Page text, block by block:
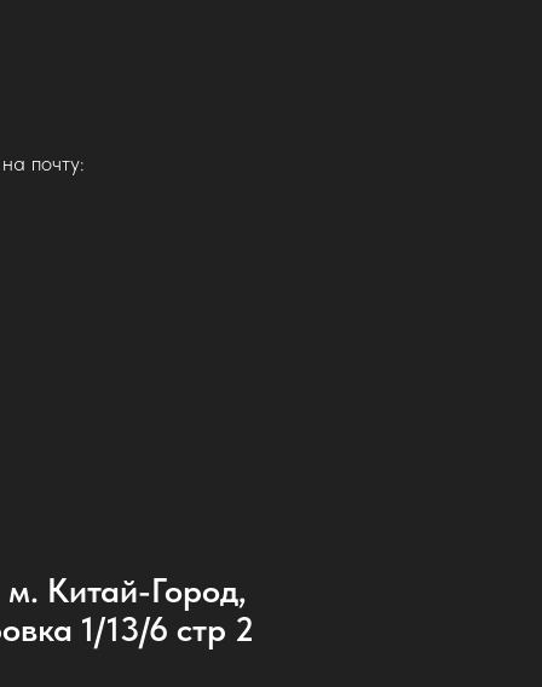
почту:
Китай-Город,
1/13/6 стр 2